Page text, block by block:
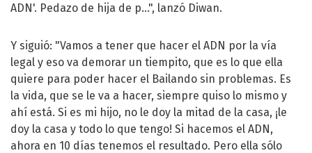
ADN'. Pedazo de hija de p...", lanzó Diwan.
Y siguió: "Vamos a tener que hacer el ADN por la vía
legal y eso va demorar un tiempito, que es lo que ella
quiere para poder hacer el Bailando sin problemas. Es
la vida, que se le va a hacer, siempre quiso lo mismo y
ahí está. Si es mi hijo, no le doy la mitad de la casa, ¡le
doy la casa y todo lo que tengo! Si hacemos el ADN,
ahora en 10 días tenemos el resultado. Pero ella sólo